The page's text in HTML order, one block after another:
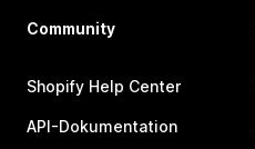
Community
Shopify Help Center
API-Dokumentation